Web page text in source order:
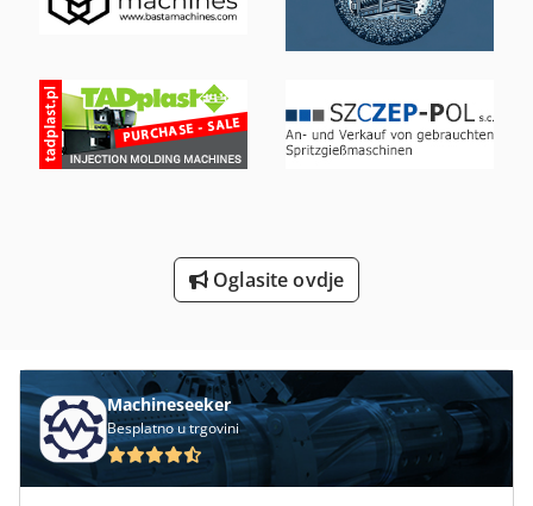
Podizni Stol S Valjkastim Transporterima
Preostalih Dionica
Prijevoz Valjkastim Transporterima
Strojevi I Alati Za Obradu Kamena
Oglasite ovdje
Machineseeker
Besplatno u trgovini